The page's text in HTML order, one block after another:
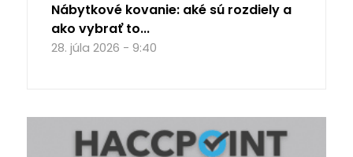
Nábytkové kovanie: aké sú rozdiely a
ako vybrať to...
28. júla 2026 - 9:40